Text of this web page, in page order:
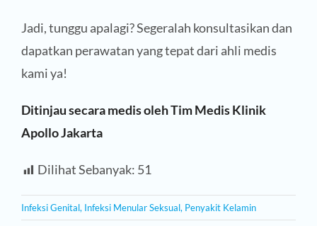
Jadi, tunggu apalagi? Segeralah konsultasikan dan
dapatkan perawatan yang tepat dari ahli medis
kami ya!
Ditinjau secara medis oleh Tim Medis Klinik
Apollo Jakarta
Dilihat Sebanyak: 51
Infeksi Genital, Infeksi Menular Seksual, Penyakit Kelamin